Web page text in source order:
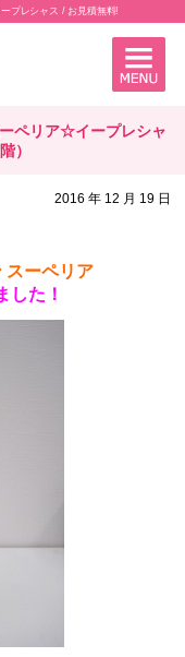
プレシャス / お見積無料!
ペリア☆イープレシャ
）
2016 年 12 月 19 日
スーペリア
した！